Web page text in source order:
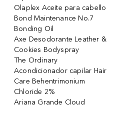
Olaplex Aceite para cabello
Bond Maintenance No.7
Bonding Oil
Axe Desodorante Leather &
Cookies Bodyspray
The Ordinary
Acondicionador capilar Hair
Care Behentrimonium
Chloride 2%
Ariana Grande Cloud